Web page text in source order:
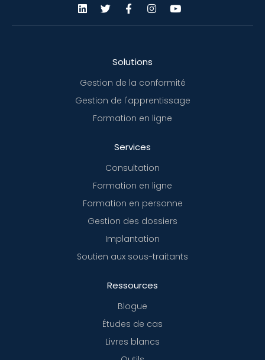
Solutions
Gestion de la conformité
Gestion de l'apprentissage
Formation en ligne
Services
Consultation
Formation en ligne
Formation en personne
Gestion des dossiers
Implantation
Soutien aux sous-traitants
Ressources
Blogue
Études de cas
Livres blancs